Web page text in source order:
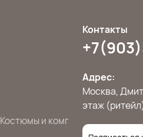
Костюмы и комплекты
Контакты
Адрес:
Москва,
этаж